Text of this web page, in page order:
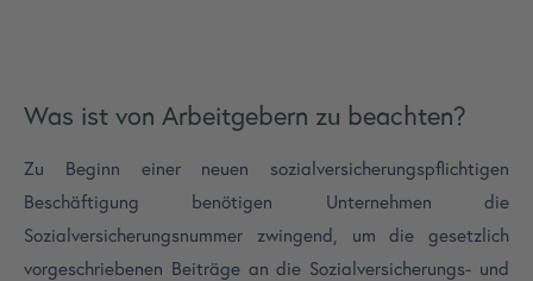
Was ist von Arbeitgebern zu beachten?
Zu Beginn einer neuen sozialversicherungspflichtigen
Beschäftigung benötigen Unternehmen die
Sozialversicherungsnummer zwingend, um die gesetzlich
vorgeschriebenen Beiträge an die Sozialversicherungs- und